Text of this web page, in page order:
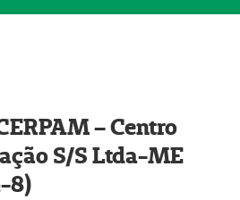
– Centro
S/S Ltda-ME
8)